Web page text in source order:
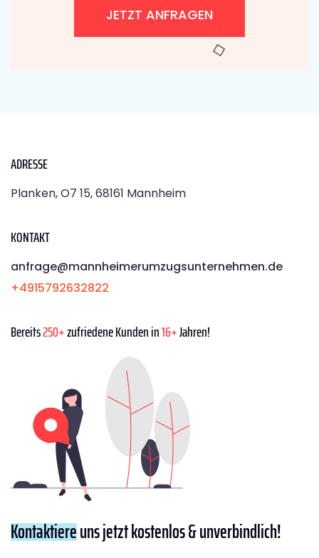
JETZT ANFRAGEN
ADRESSE
Planken, O7 15, 68161 Mannheim
KONTAKT
anfrage@mannheimerumzugsunternehmen.de
+4915792632822
Bereits250+zufriedene Kunden in16+Jahren!
Kontaktiereuns jetzt kostenlos & unverbindlich!